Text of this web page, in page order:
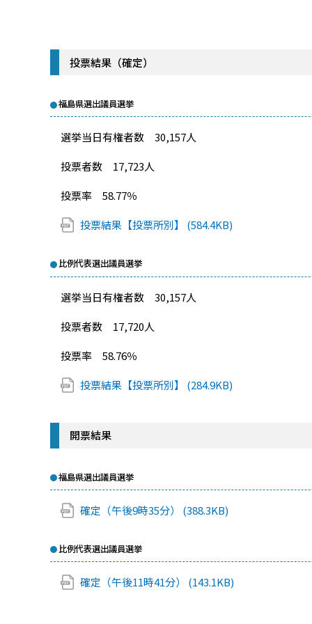
投票結果（確定）
福島県選出議員選挙
選挙当日有権者数 30,157人
投票者数 17,723人
投票率 58.77％
投票結果【投票所別】 (584.4KB)
比例代表選出議員選挙
選挙当日有権者数 30,157人
投票者数 17,720人
投票率 58.76％
投票結果【投票所別】 (284.9KB)
開票結果
福島県選出議員選挙
確定（午後9時35分） (388.3KB)
比例代表選出議員選挙
確定（午後11時41分） (143.1KB)